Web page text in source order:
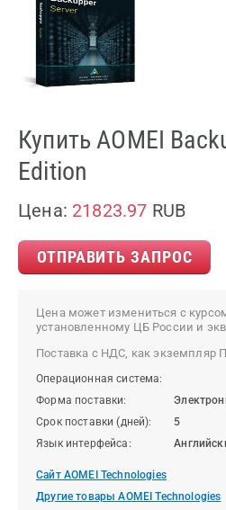
Купить AOMEI
Edition
Цена: 21823.97 RUB
ОТПРАВИТЬ ЗАПРОС
Цена может измениться с курсом
установленному ЦБ России и
Поставка с НДС, как экземпляр
Операционная система:
Форма поставки:
Срок поставки (дней):
5
Язык интерфейса:
Сайт AOMEI Technologies
Другие товары AOMEI Technologies